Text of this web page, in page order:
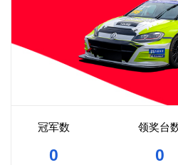
冠军数
0
领奖台
0